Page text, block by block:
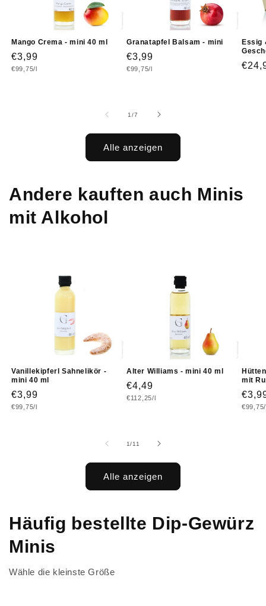
Mango Crema - mini 40 ml
Normaler
Preis
€3,99
Grundpreis
€99,75/l
Granatapfel Balsam - mini
Normaler
Preis
€3,99
Grundpreis
€99,75/l
Essig
1/von
7
Alle anzeigen
Andere kauften auch Minis
mit Alkohol
Vanillekipferl Sahnelikör -
mini 40 ml
Normaler
Preis
€3,99
Grundpreis
€99,75/l
Alter Williams - mini 40 ml
Normaler
Preis
€4,49
Grundpreis
€112,25/l
mit
Preis
1/von
11
Alle anzeigen
Häufig bestellte Dip-Gewürz
Minis
Wähle die kleinste Größe